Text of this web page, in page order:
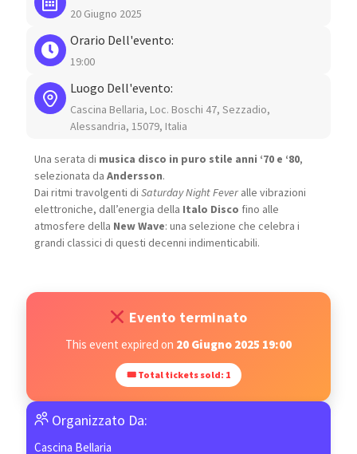
20 Giugno 2025
Orario Dell'evento:
19:00
Luogo Dell'evento:
Cascina Bellaria, Loc. Boschi 47, Sezzadio,
Alessandria, 15079, Italia
Una serata di musica disco in puro stile anni ‘70 e ‘80,
selezionata da Andersson.
Dai ritmi travolgenti di Saturday Night Feveralle vibrazioni
elettroniche, dall’energia della Italo Disco fino alle
atmosfere della New Wave: una selezione che celebra i
grandi classici di questi decenni indimenticabili.
Evento terminato
This event expired on 20 Giugno 2025 19:00
🎟 Total tickets sold: 1
Organizzato Da:
Cascina Bellaria